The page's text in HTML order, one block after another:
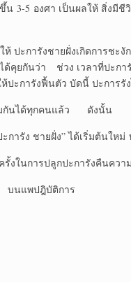
3-5 องศา เป็นผลให้ สิ่งมีชี
ปะการังชายฝั่งเกิดการชะ
ด้คุยกันว่า ช่วง เวลาที่ปะก
ะการังฟื้นตัว บัดนี้ ปะการรั
มกันได้ทุกคนแล้ว ดังนั้น
การัง ชายฝั่ง” ได้เริ่มต้นให
งในการปลูกปะการังคืนคว
บนแพปฎิบัติการ